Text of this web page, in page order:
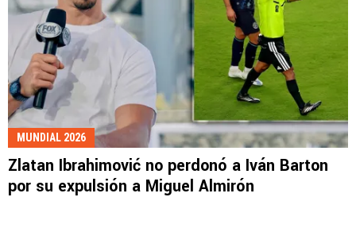
MUNDIAL 2026
Zlatan Ibrahimović no perdonó a Iván Barton
por su expulsión a Miguel Almirón